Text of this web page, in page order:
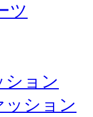
ツ
ション
ッション